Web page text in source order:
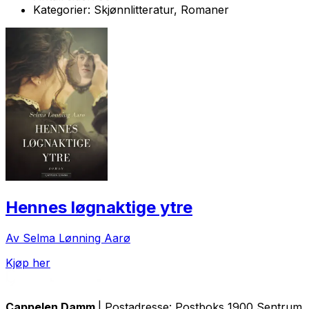
Kategorier: Skjønnlitteratur, Romaner
Hennes løgnaktige ytre
Av Selma Lønning Aarø
Kjøp her